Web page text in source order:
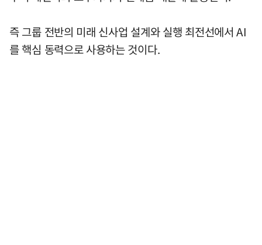
즉 그룹 전반의 미래 신사업 설계와 실행 최전선에서 AI
를 핵심 동력으로 사용하는 것이다.